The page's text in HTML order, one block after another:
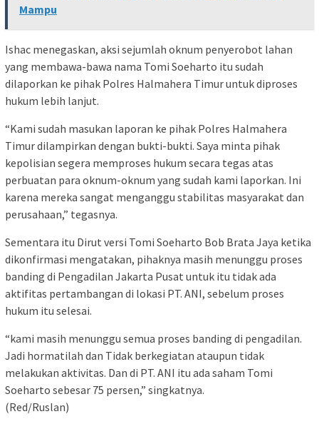
Mampu
Ishac menegaskan, aksi sejumlah oknum penyerobot lahan
yang membawa-bawa nama Tomi Soeharto itu sudah
dilaporkan ke pihak Polres Halmahera Timur untuk diproses
hukum lebih lanjut.
“Kami sudah masukan laporan ke pihak Polres Halmahera
Timur dilampirkan dengan bukti-bukti. Saya minta pihak
kepolisian segera memproses hukum secara tegas atas
perbuatan para oknum-oknum yang sudah kami laporkan. Ini
karena mereka sangat menganggu stabilitas masyarakat dan
perusahaan,” tegasnya.
Sementara itu Dirut versi Tomi Soeharto Bob Brata Jaya ketika
dikonfirmasi mengatakan, pihaknya masih menunggu proses
banding di Pengadilan Jakarta Pusat untuk itu tidak ada
aktifitas pertambangan di lokasi PT. ANI, sebelum proses
hukum itu selesai.
“kami masih menunggu semua proses banding di pengadilan.
Jadi hormatilah dan Tidak berkegiatan ataupun tidak
melakukan aktivitas. Dan di PT. ANI itu ada saham Tomi
Soeharto sebesar 75 persen,” singkatnya.
(Red/Ruslan)